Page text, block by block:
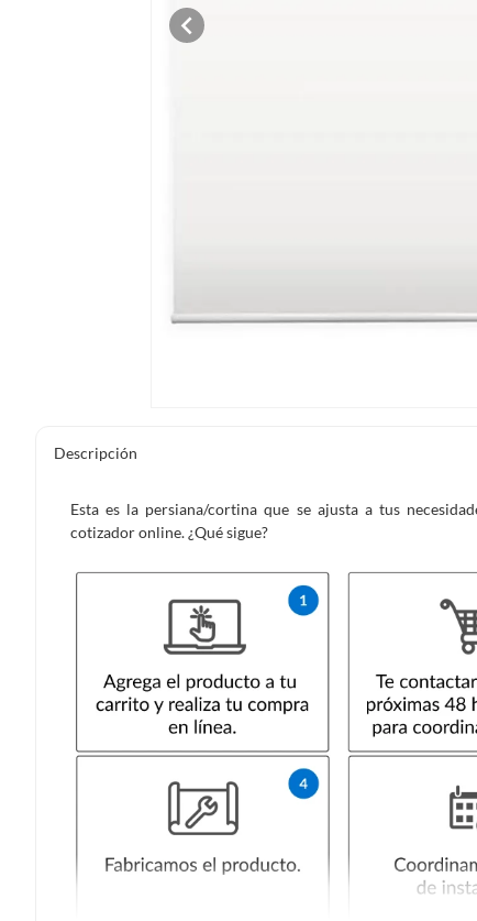
Descripción
Esta es la persiana/cortina que se ajusta a tus
cotizador online. ¿Qué sigue?